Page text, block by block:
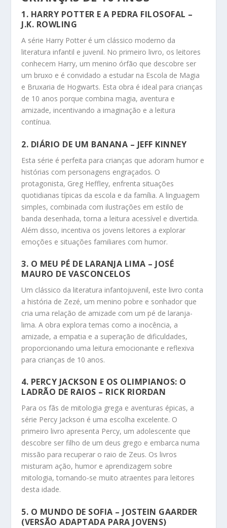
1. HARRY POTTER E A PEDRA FILOSOFAL –
J.K. ROWLING
A série Harry Potter é um clássico moderno da
literatura infantil e juvenil. No primeiro livro, os leitores
conhecem Harry, um menino órfão que descobre ser
um bruxo e é convidado a estudar na Escola de Magia
e Bruxaria de Hogwarts. Esta obra é ideal para crianças
de 10 anos porque combina magia, aventura e
amizade, incentivando a imaginação e a leitura
contínua.
2. DIÁRIO DE UM BANANA – JEFF KINNEY
Esta série é perfeita para crianças que adoram humor e
histórias com personagens engraçados. O
protagonista, Greg Heffley, enfrenta situações
quotidianas típicas da escola e da família. A linguagem
simples, combinada com ilustrações em estilo de
banda desenhada, torna a leitura acessível e divertida.
Além disso, incentiva os jovens leitores a explorar
emoções e situações familiares com humor.
3. O MEU PÉ DE LARANJA LIMA – JOSÉ
MAURO DE VASCONCELOS
Um clássico da literatura infantojuvenil, este livro conta
a história de Zezé, um menino pobre e sonhador que
cria uma relação de amizade com um pé de laranja-
lima. A obra explora temas como a inocência, a
amizade, a empatia e a superação de dificuldades,
proporcionando uma leitura emocionante e reflexiva
para crianças de 10 anos.
4. PERCY JACKSON E OS OLIMPIANOS: O
LADRÃO DE RAIOS – RICK RIORDAN
Para os fãs de mitologia grega e aventuras épicas, a
série Percy Jackson é uma escolha excelente. O
primeiro livro apresenta Percy, um adolescente que
descobre ser filho de um deus grego e embarca numa
missão para recuperar o raio de Zeus. Os livros
misturam ação, humor e aprendizagem sobre
mitologia, tornando-se muito atraentes para leitores
desta idade.
5. O MUNDO DE SOFIA – JOSTEIN GAARDER
(VERSÃO ADAPTADA PARA JOVENS)